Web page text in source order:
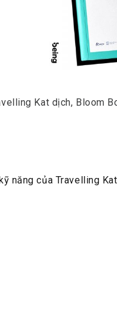
Kat dịch, Bloom
năng của Travelling